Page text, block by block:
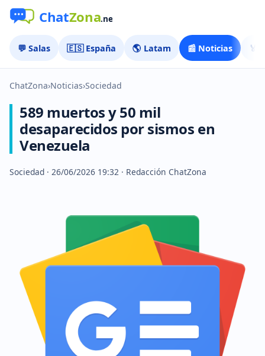
💬 Salas 🇪🇸 España 🌎 Latam 📰 Noticias 🏅
ChatZona›Noticias›Sociedad
589 muertos y 50 mil
desaparecidos por sismos en
Venezuela
Sociedad · 26/06/2026 19:32 · Redacción ChatZona